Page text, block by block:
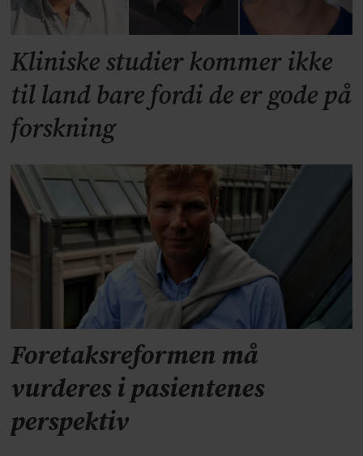
Kliniske studier kommer ikke
til land bare fordi de er gode på
forskning
Foretaksreformen må
vurderes i pasientenes
perspektiv